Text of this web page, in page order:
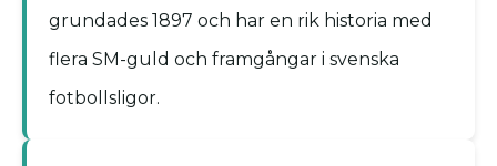
grundades 1897 och har en rik historia med
flera SM-guld och framgångar i svenska
fotbollsligor.